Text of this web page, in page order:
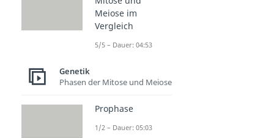
Meiose im
Vergleich
5/5 – Dauer: 04:53
Genetik
Phasen der Mitose und Meiose
Prophase
1/2 – Dauer: 05:03